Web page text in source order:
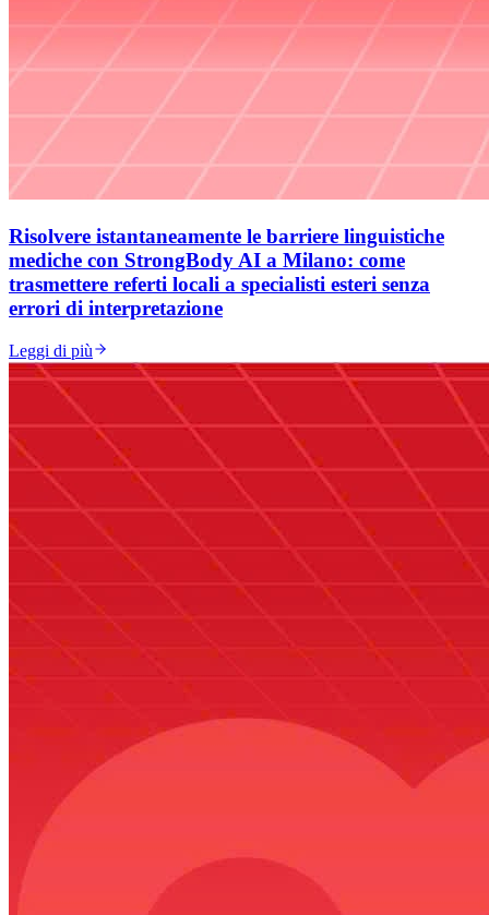
Risolvere istantaneamente le barriere linguistiche
mediche con StrongBody AI a Milano: come
trasmettere referti locali a specialisti esteri senza
errori di interpretazione
Leggi di più